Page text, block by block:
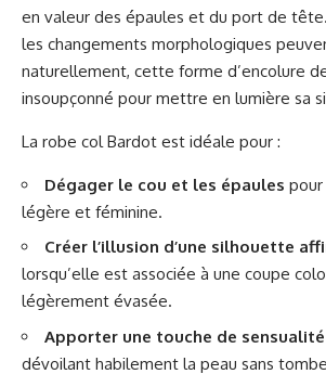
en valeur des épaules et du port de
les changements morphologiques
naturellement, cette forme d’encolure
insoupçonné pour mettre en lumière sa
La robe col Bardot est idéale pour :
Dégager le cou et les épaules pour
légère et féminine.
Créer l’illusion d’une silhouette
lorsqu’elle est associée à une coupe
légèrement évasée.
Apporter une touche de sensualité
dévoilant habilement la peau sans